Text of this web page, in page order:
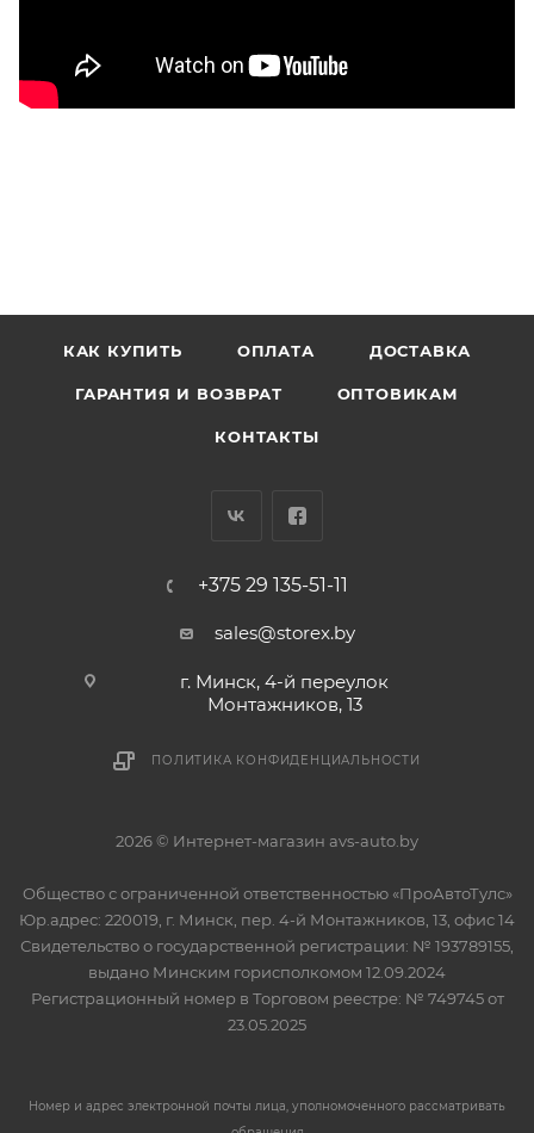
КАК КУПИТЬ ОПЛАТА ДОСТАВКА
ГАРАНТИЯ И ВОЗВРАТ ОПТОВИКАМ
КОНТАКТЫ
+375 29 135-51-11
sales@storex.by
г. Минск, 4-й переулок
Монтажников, 13
ПОЛИТИКА КОНФИДЕНЦИАЛЬНОСТИ
2026 © Интернет-магазин avs-auto.by
Общество с ограниченной ответственностью «ПроАвтоТулс»
Юр.адрес: 220019, г. Минск, пер. 4-й Монтажников, 13, офис 14
Свидетельство о государственной регистрации: № 193789155,
выдано Минским горисполкомом 12.09.2024
Регистрационный номер в Торговом реестре: № 749745 от
23.05.2025
Номер и адрес электронной почты лица, уполномоченного рассматривать